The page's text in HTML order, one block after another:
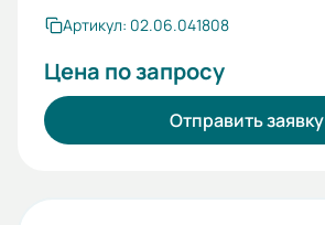
Артикул: 02.06.041808
Цена по запросу
Отправить заявку